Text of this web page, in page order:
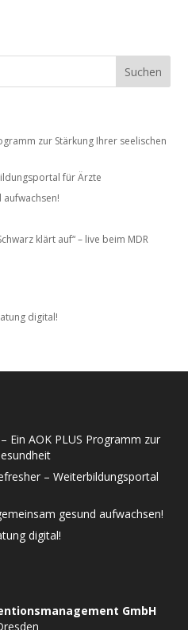
zur Stärkung Ihrer seelischen
für Ärzte
aufwachsen!
klärt auf“ – live beim MDR
digital!
Ein AOK PLUS Programm zur
– Weiterbildungsportal
gesund aufwachsen!
digital!
GmbH